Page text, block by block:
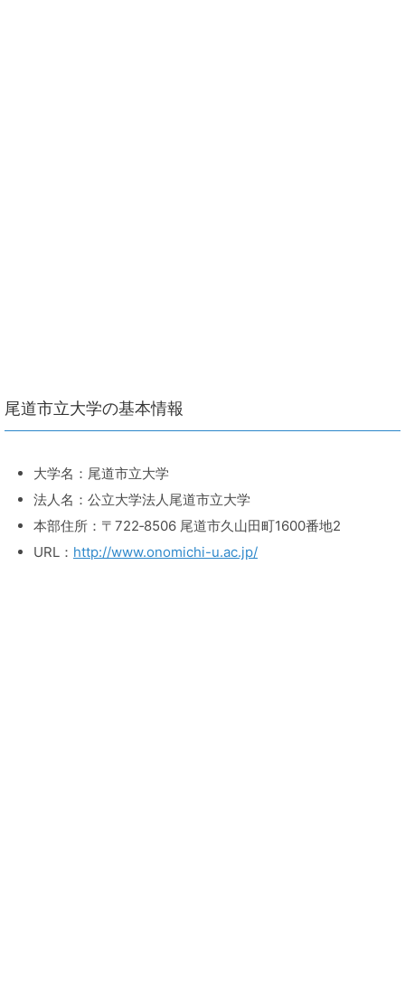
尾道市立大学の基本情報
大学名：尾道市立大学
法人名：公立大学法人尾道市立大学
本部住所：〒722‐8506 尾道市久山田町1600番地2
URL： http://www.onomichi-u.ac.jp/